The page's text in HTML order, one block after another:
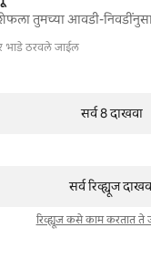
शेफला तुमच्या आवडी-
भाडे ठरवले जाईल
सर्व 8 दाखवा
सर्व रिव्ह्यूज
रिव्ह्यूज कसे काम करतात ते